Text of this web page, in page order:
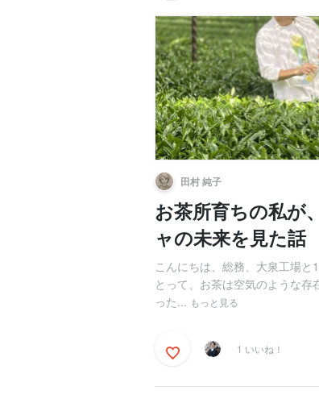
田村 純子
お茶所育ちの私が
ャの未来を見た話
こんにちは、総務、大泉工場
とって、お茶は空気のような
った... もっと見る
1 いいね！